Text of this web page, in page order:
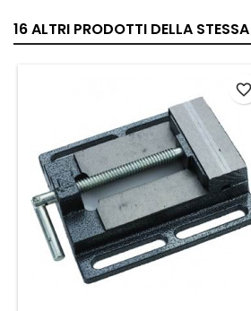
16 ALTRI PRODOTTI DELLA
favorite_border